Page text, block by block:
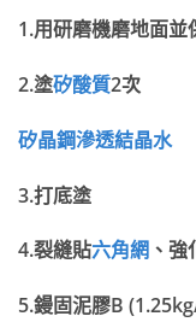
1.用研磨機磨地面並
2.塗矽酸質2次
矽晶鋼滲透結晶水
3.打底塗
4.裂縫貼六角網 、
5.鏝固泥膠B